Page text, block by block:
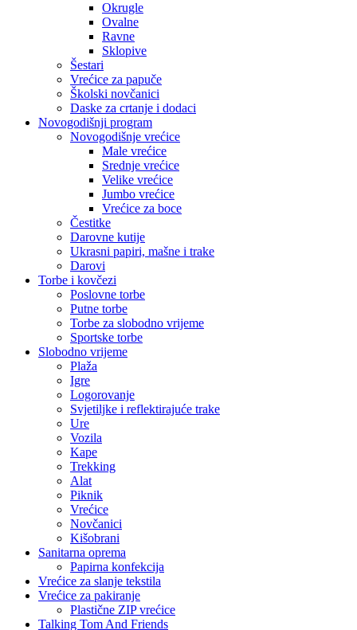
Okrugle
Ovalne
Ravne
Sklopive
Šestari
Vrećice za papuče
Školski novčanici
Daske za crtanje i dodaci
Novogodišnji program
Novogodišnje vrećice
Male vrećice
Srednje vrećice
Velike vrećice
Jumbo vrećice
Vrećice za boce
Čestitke
Darovne kutije
Ukrasni papiri, mašne i trake
Darovi
Torbe i kovčezi
Poslovne torbe
Putne torbe
Torbe za slobodno vrijeme
Sportske torbe
Slobodno vrijeme
Plaža
Igre
Logorovanje
Svjetiljke i reflektirajuće trake
Ure
Vozila
Kape
Trekking
Alat
Piknik
Vrećice
Novčanici
Kišobrani
Sanitarna oprema
Papirna konfekcija
Vrećice za slanje tekstila
Vrećice za pakiranje
Plastične ZIP vrećice
Talking Tom And Friends